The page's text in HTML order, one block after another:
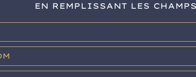
NOUS ADRESSE
EN REMPLISSANT LES